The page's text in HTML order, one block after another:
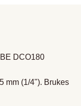
DCO180
mm (1/4"). Brukes